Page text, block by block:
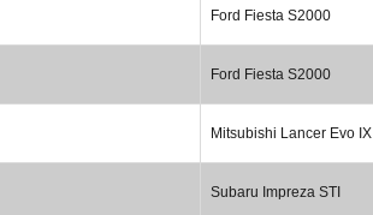
Ford Fiesta S2000
Ford Fiesta S2000
Mitsubishi Lancer Evo IX
Subaru Impreza STI